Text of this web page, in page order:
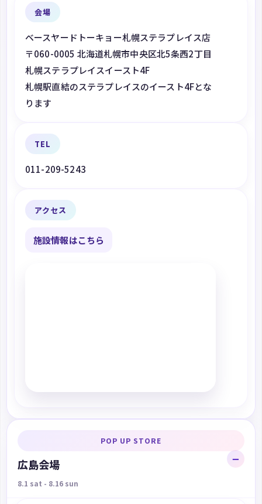
会場
ベースヤードトーキョー札幌ステラプレイス店
〒060-0005 北海道札幌市中央区北5条西2丁目
札幌ステラプレイスイースト4F
札幌駅直結のステラプレイスのイースト4Fとな
ります
TEL
011-209-5243
アクセス
施設情報はこちら
POP UP STORE
広島会場
8.1 sat - 8.16 sun